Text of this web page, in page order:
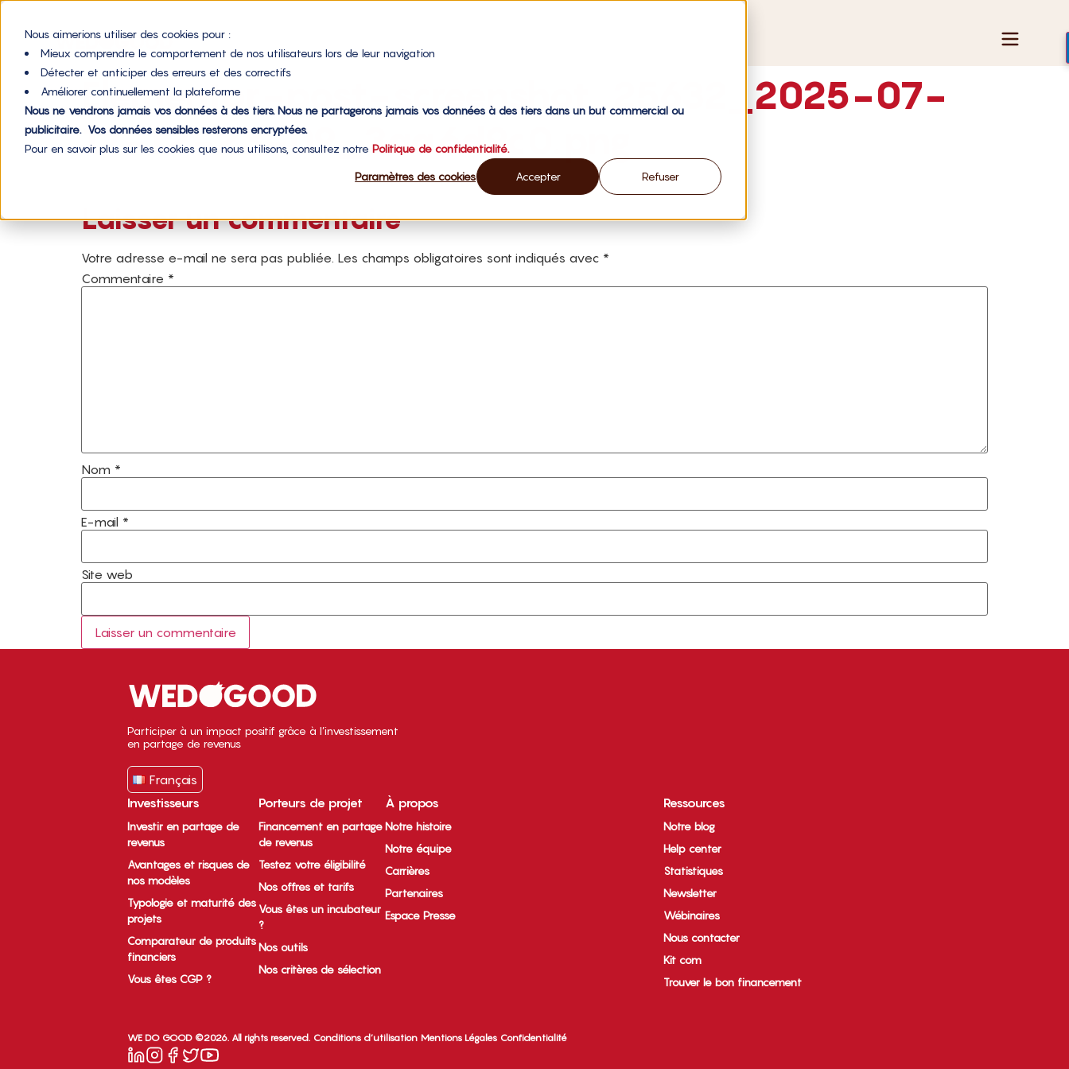
Nous aimerions utiliser des cookies pour :
Mieux comprendre le comportement de nos utilisateurs lors de leur navigation
Détecter et anticiper des erreurs et des correctifs
Améliorer continuellement la plateforme
Nous ne vendrons jamais vos données à des tiers. Nous ne partagerons jamais vos données à des tiers dans un but commercial ou
publicitaire. Vos données sensibles resterons encryptées.
Pour en savoir plus sur les cookies que nous utilisons, consultez notre Politique de confidentialité.
Paramètres des cookies Accepter Refuser
Elementor-post-screenshot_25632_2025-07-
17-12-23-09_3aa6d9c0.png
Laisser un commentaire
Votre adresse e-mail ne sera pas publiée. Les champs obligatoires sont indiqués avec *
Commentaire *
Nom *
E-mail *
Site web
Participer à un impact positif grâce à l’investissement
en partage de revenus
Français
Investisseurs
Investir en partage de
revenus
Avantages et risques de
nos modèles
Typologie et maturité des
projets
Comparateur de produits
financiers
Vous êtes CGP ?
Porteurs de projet
Financement en partage
de revenus
Testez votre éligibilité
Nos offres et tarifs
Vous êtes un incubateur
?
Nos outils
Nos critères de sélection
À propos
Notre histoire
Notre équipe
Carrières
Partenaires
Espace Presse
Ressources
Notre blog
Help center
Statistiques
Newsletter
Wébinaires
Nous contacter
Kit com
Trouver le bon financement
WE DO GOOD ©2026. All rights reserved. Conditions d’utilisation Mentions Légales Confidentialité